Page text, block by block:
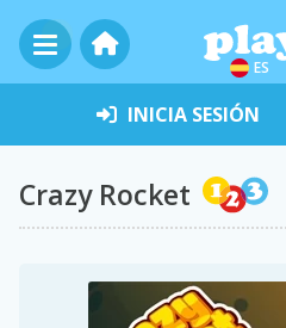
ES
INICIA SESIÓN
Crazy Rocket